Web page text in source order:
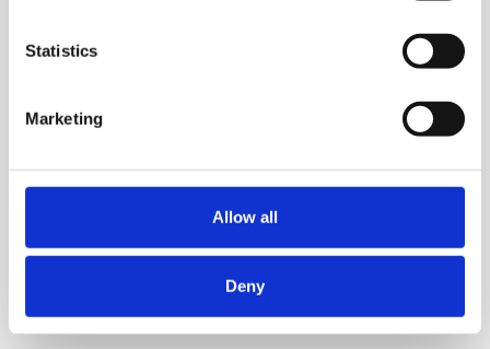
Statistics
Marketing
Allow all
Deny
petri.seppa@kiertopaine.fi